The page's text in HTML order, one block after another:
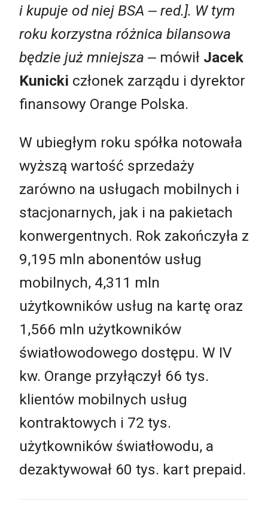
i kupuje od niej BSA ‒ red.]. W tym
roku korzystna różnica bilansowa
będzie już mniejsza ‒ mówił Jacek
Kunicki członek zarządu i dyrektor
finansowy Orange Polska.
W ubiegłym roku spółka notowała
wyższą wartość sprzedaży
zarówno na usługach mobilnych i
stacjonarnych, jak i na pakietach
konwergentnych. Rok zakończyła z
9,195 mln abonentów usług
mobilnych, 4,311 mln
użytkowników usług na kartę oraz
1,566 mln użytkowników
światłowodowego dostępu. W IV
kw. Orange przyłączył 66 tys.
klientów mobilnych usług
kontraktowych i 72 tys.
użytkowników światłowodu, a
dezaktywował 60 tys. kart prepaid.